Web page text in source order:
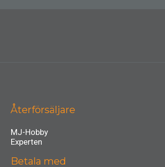
Återförsäljare
MJ-Hobby
Experten
Betala med